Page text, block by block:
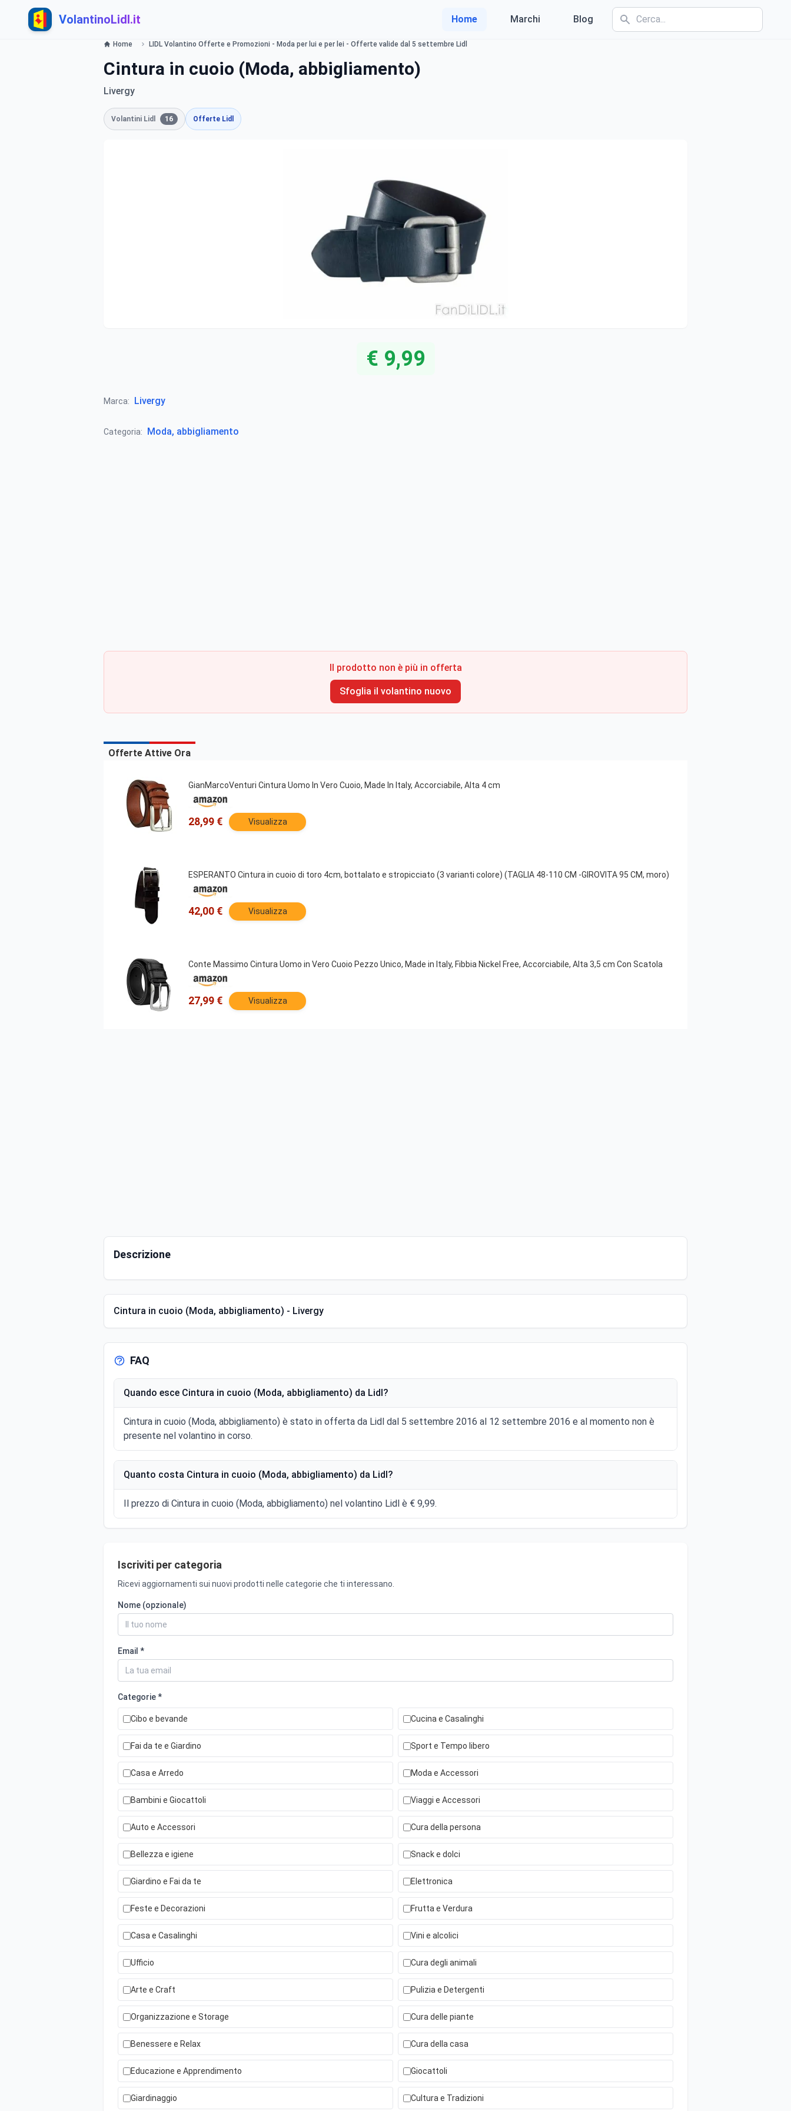
VolantinoLidl.it Home Marchi Blog
Home LIDL Volantino Offerte e Promozioni - Moda per lui e per lei - Offerte valide dal 5 settembre Lidl
Cintura in cuoio (Moda, abbigliamento)
Livergy
Volantini Lidl 16 Offerte Lidl
€ 9,99
Marca: Livergy
Categoria: Moda, abbigliamento
Il prodotto non è più in offerta
Sfoglia il volantino nuovo
Offerte Attive Ora
GianMarcoVenturi Cintura Uomo In Vero Cuoio, Made In Italy, Accorciabile, Alta 4 cm
28,99 € Visualizza
ESPERANTO Cintura in cuoio di toro 4cm, bottalato e stropicciato (3 varianti colore) (TAGLIA 48-110 CM -GIROVITA 95 CM, moro)
42,00 € Visualizza
Conte Massimo Cintura Uomo in Vero Cuoio Pezzo Unico, Made in Italy, Fibbia Nickel Free, Accorciabile, Alta 3,5 cm Con Scatola
27,99 € Visualizza
Descrizione
Cintura in cuoio (Moda, abbigliamento) - Livergy
FAQ
Quando esce Cintura in cuoio (Moda, abbigliamento) da Lidl?
Cintura in cuoio (Moda, abbigliamento) è stato in offerta da Lidl dal 5 settembre 2016 al 12 settembre 2016 e al momento non è
presente nel volantino in corso.
Quanto costa Cintura in cuoio (Moda, abbigliamento) da Lidl?
Il prezzo di Cintura in cuoio (Moda, abbigliamento) nel volantino Lidl è € 9,99.
Iscriviti per categoria
Ricevi aggiornamenti sui nuovi prodotti nelle categorie che ti interessano.
Nome (opzionale)
Email *
Categorie *
Cibo e bevande Cucina e Casalinghi
Fai da te e Giardino Sport e Tempo libero
Casa e Arredo Moda e Accessori
Bambini e Giocattoli Viaggi e Accessori
Auto e Accessori Cura della persona
Bellezza e igiene Snack e dolci
Giardino e Fai da te Elettronica
Feste e Decorazioni Frutta e Verdura
Casa e Casalinghi Vini e alcolici
Ufficio Cura degli animali
Arte e Craft Pulizia e Detergenti
Organizzazione e Storage Cura delle piante
Benessere e Relax Cura della casa
Educazione e Apprendimento Giocattoli
Giardinaggio Cultura e Tradizioni